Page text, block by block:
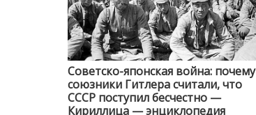
Советско-японская война: почему
союзники Гитлера считали, что
СССР поступил бесчестно —
Кириллица — энциклопедия